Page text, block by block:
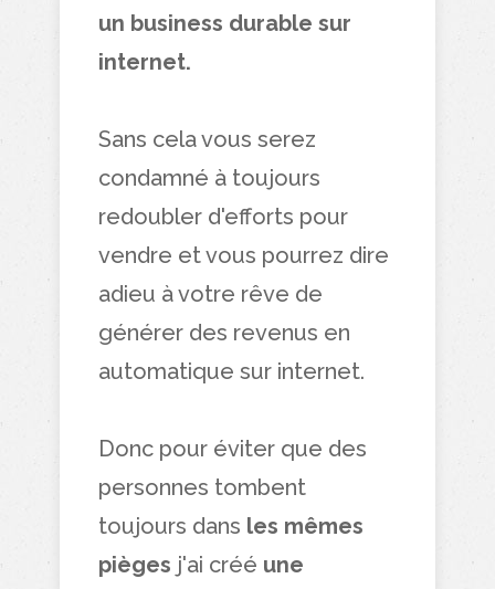
un business durable sur
internet.
Sans cela vous serez
condamné à toujours
redoubler d'efforts pour
vendre et vous pourrez dire
adieu à votre rêve de
générer des revenus en
automatique sur internet.
Donc pour éviter que des
personnes tombent
toujours dans les mêmes
pièges j'ai créé une